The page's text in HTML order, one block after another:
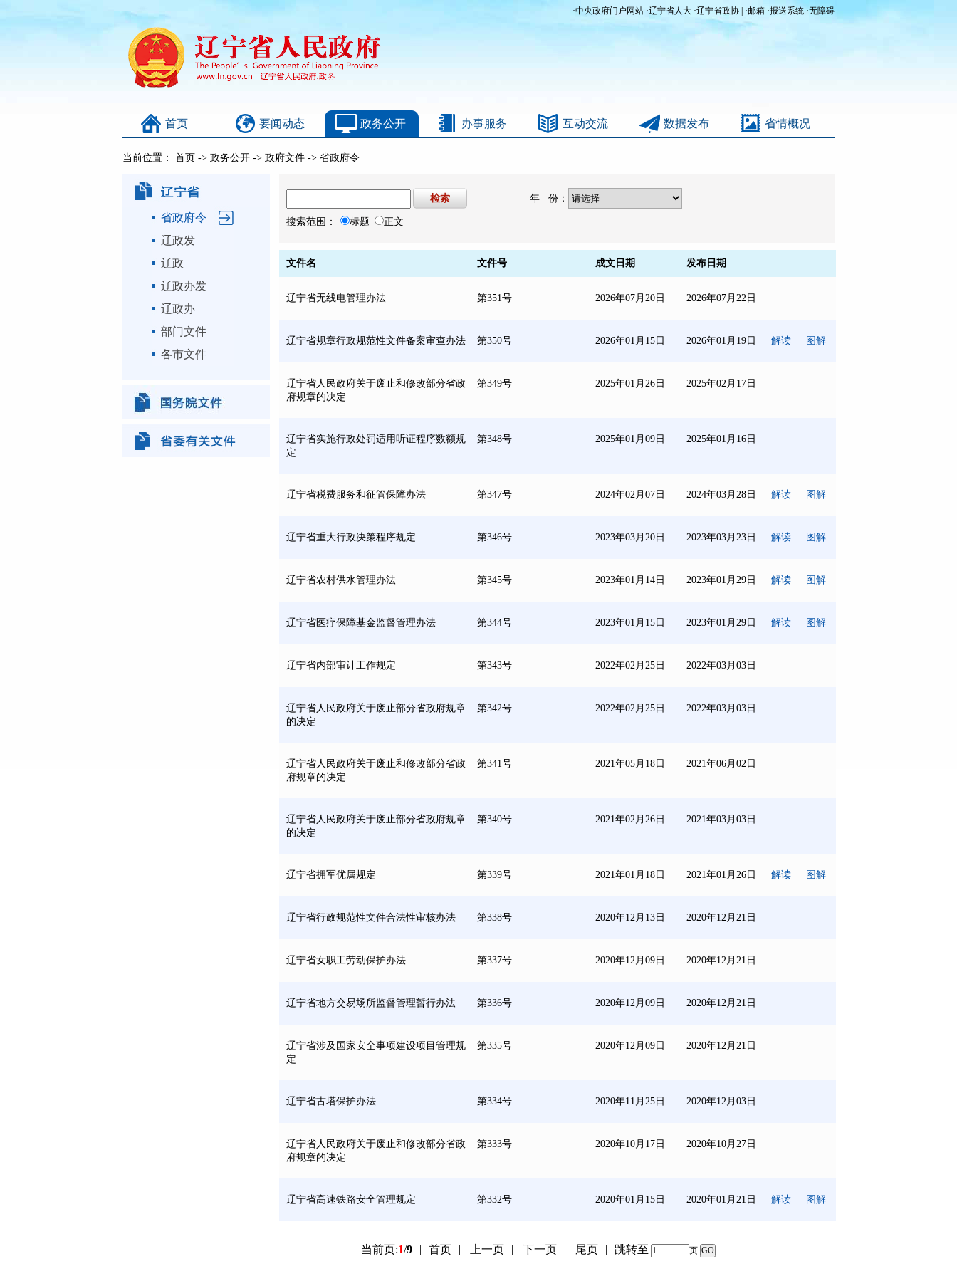
·中央政府门户网站 ·辽宁省人大 ·辽宁省政协 ·邮箱 ·报送系统 ·无障碍
首页 要闻动态 政务公开 办事服务 互动交流 数据发布 省情概况
当前位置： 首页 -> 政务公开 -> 政府文件 -> 省政府令
省政府令
辽政发
辽政
辽政办发
辽政办
部门文件
各市文件
搜索范围： 标题 正文
年 份：
文件名 文件号 成文日期 发布日期
辽宁省无线电管理办法 第351号 2026年07月20日 2026年07月22日
辽宁省规章行政规范性文件备案审查办法 第350号 2026年01月15日 2026年01月19日 解读 图解
辽宁省人民政府关于废止和修改部分省政
府规章的决定
第349号 2025年01月26日 2025年02月17日
辽宁省实施行政处罚适用听证程序数额规
定
第348号 2025年01月09日 2025年01月16日
辽宁省税费服务和征管保障办法 第347号 2024年02月07日 2024年03月28日 解读 图解
辽宁省重大行政决策程序规定 第346号 2023年03月20日 2023年03月23日 解读 图解
辽宁省农村供水管理办法 第345号 2023年01月14日 2023年01月29日 解读 图解
辽宁省医疗保障基金监督管理办法 第344号 2023年01月15日 2023年01月29日 解读 图解
辽宁省内部审计工作规定 第343号 2022年02月25日 2022年03月03日
辽宁省人民政府关于废止部分省政府规章
的决定
第342号 2022年02月25日 2022年03月03日
辽宁省人民政府关于废止和修改部分省政
府规章的决定
第341号 2021年05月18日 2021年06月02日
辽宁省人民政府关于废止部分省政府规章
的决定
第340号 2021年02月26日 2021年03月03日
辽宁省拥军优属规定 第339号 2021年01月18日 2021年01月26日 解读 图解
辽宁省行政规范性文件合法性审核办法 第338号 2020年12月13日 2020年12月21日
辽宁省女职工劳动保护办法 第337号 2020年12月09日 2020年12月21日
辽宁省地方交易场所监督管理暂行办法 第336号 2020年12月09日 2020年12月21日
辽宁省涉及国家安全事项建设项目管理规
定
第335号 2020年12月09日 2020年12月21日
辽宁省古塔保护办法 第334号 2020年11月25日 2020年12月03日
辽宁省人民政府关于废止和修改部分省政
府规章的决定
第333号 2020年10月17日 2020年10月27日
辽宁省高速铁路安全管理规定 第332号 2020年01月15日 2020年01月21日 解读 图解
当前页:1/9 | 首页 | 上一页 | 下一页 | 尾页 | 跳转至 页